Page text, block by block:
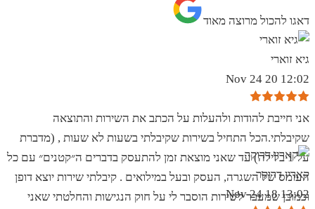
‏דאגו להכול מרוצה מאוד
גיא זוארי
12:02 20 Nov 24
אני חייבת להודות ולהעלות על הכתב את השירות והתוצאה
שקיבלתי.הכל התחיל בשירות שקיבלתי בשעות לא שעות , (מדברת
על 1 בלילה) עד שאני מוצאת זמן להתעסק בדברים ה״קטנים״ עם כל
העומס של השגרה, העסק ובעל במילואים . קיבלתי שירות יוצא דופן
וכמובן שמעבר לשירות הוסבר לי על חוק הנגישות והחלטתי שאני
קארין דרוקר
13:02 18 Nov 24